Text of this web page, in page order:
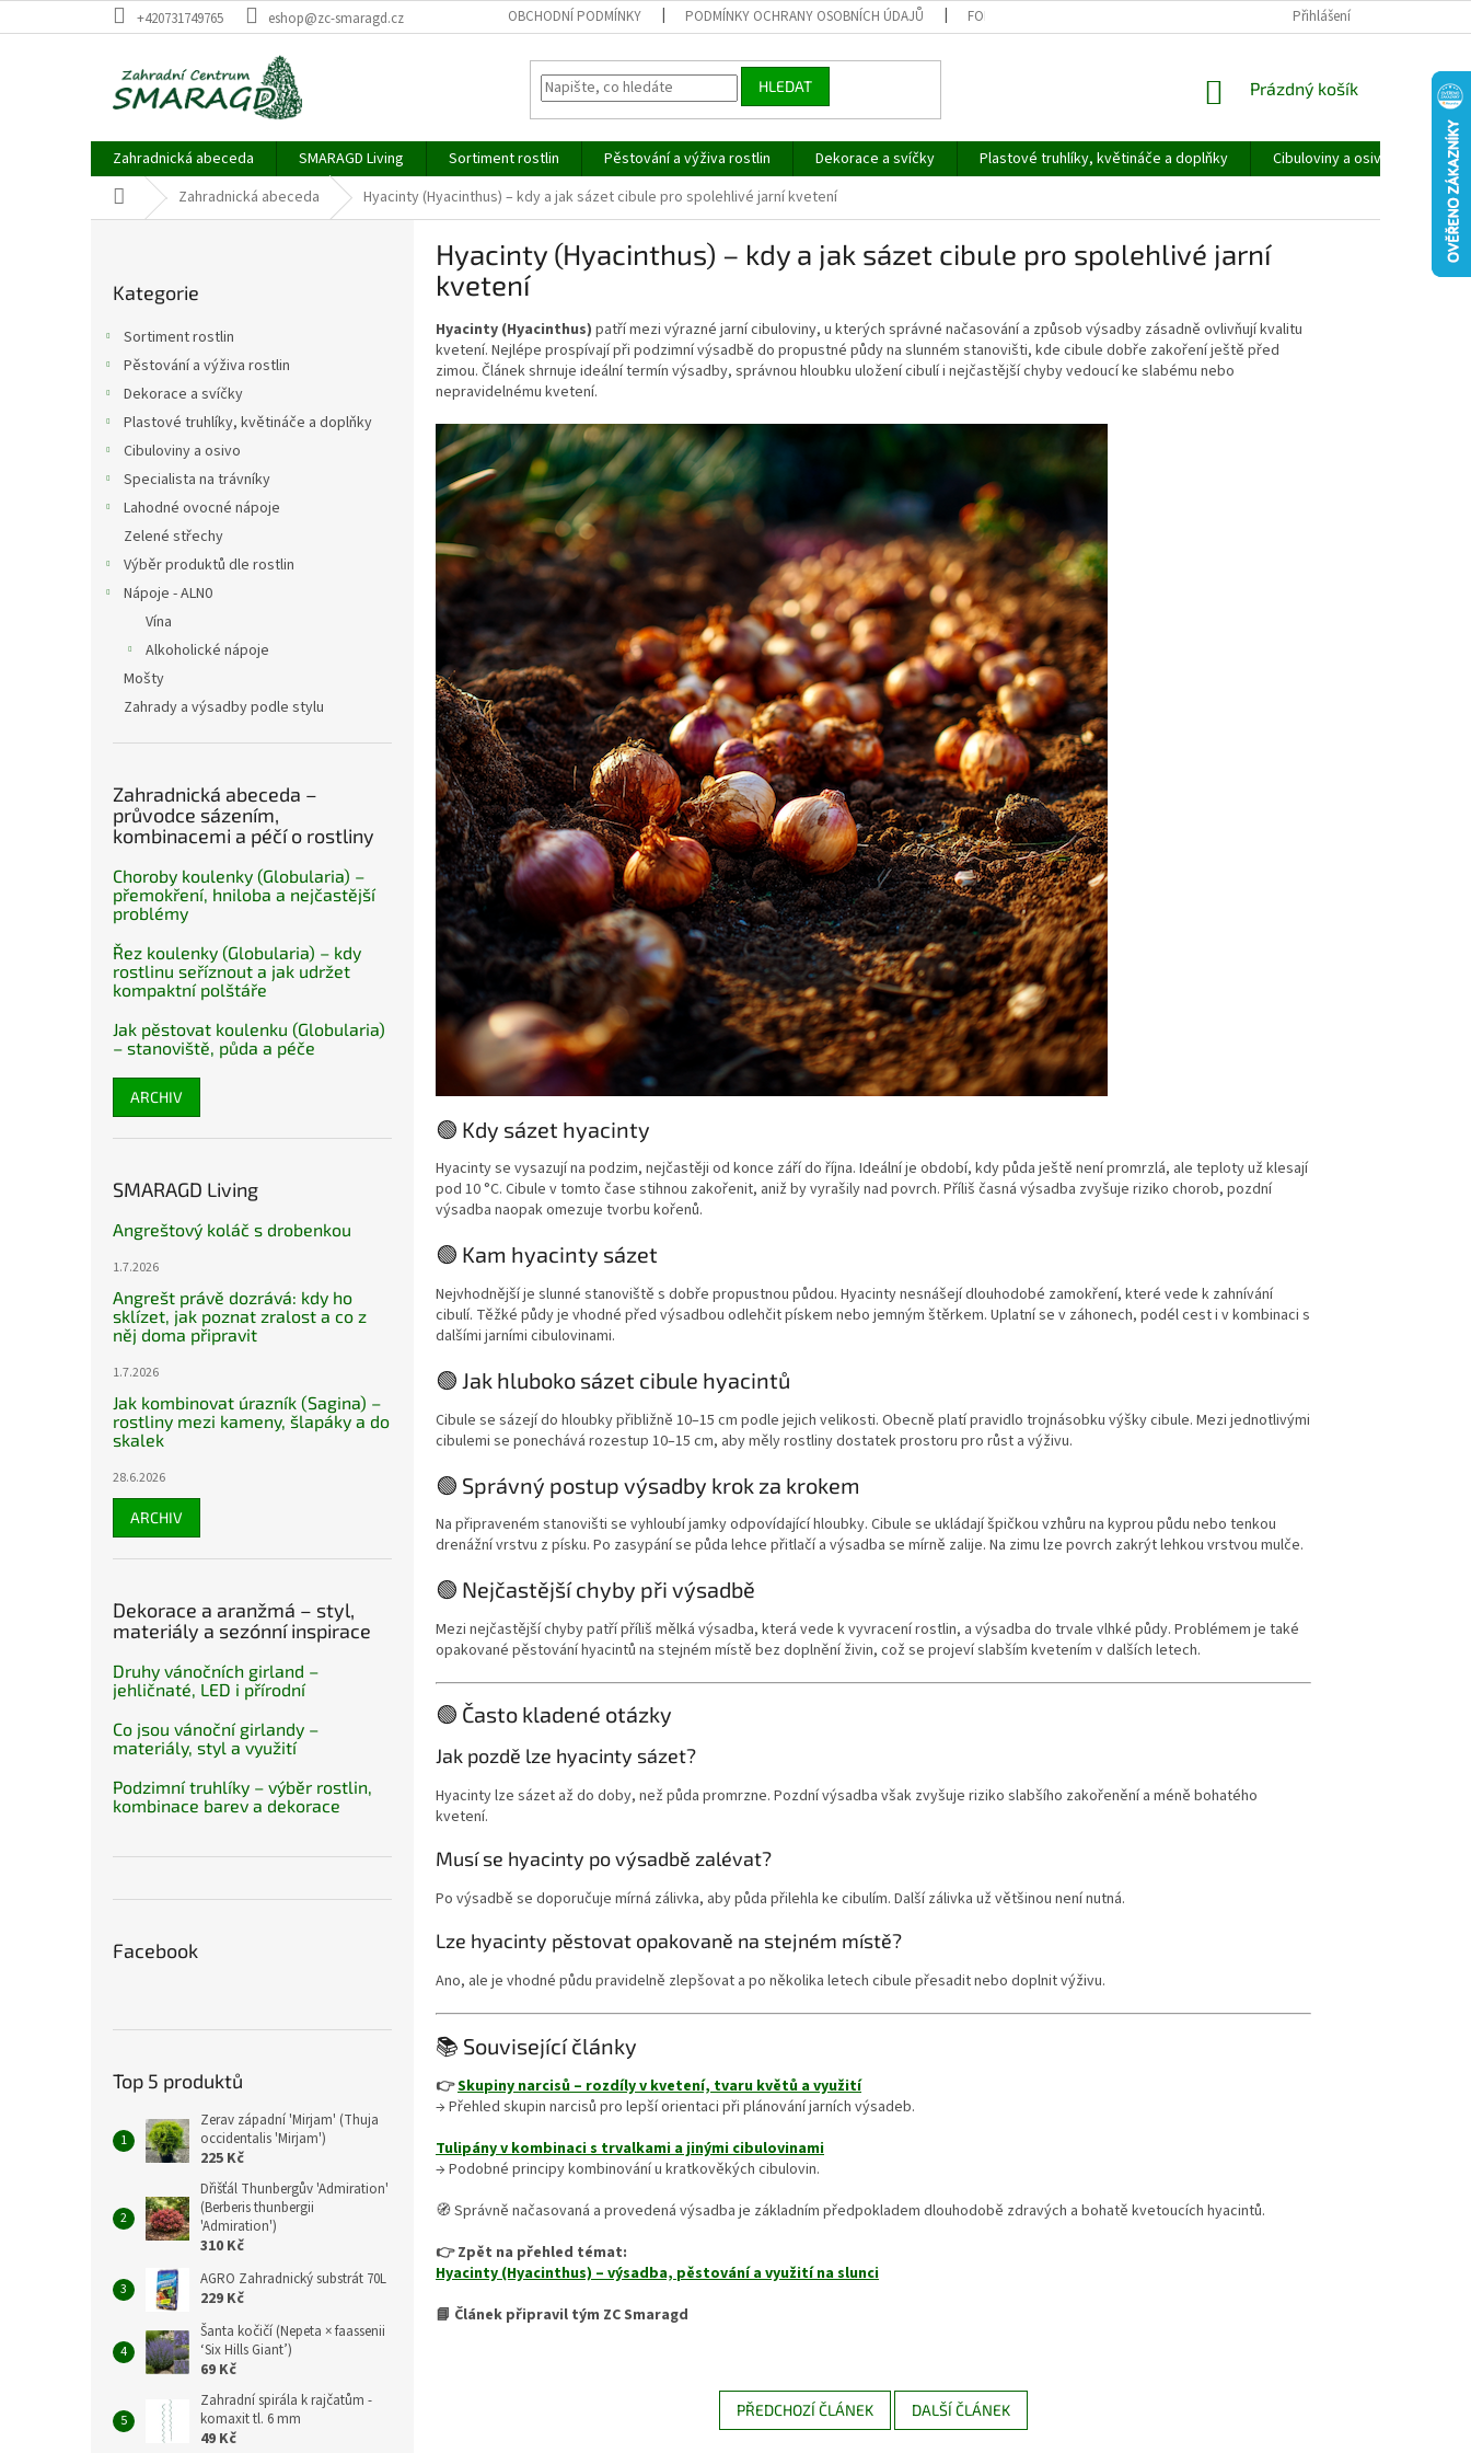
na
+420731749765 eshop@zc-smaragd.cz OBCHODNÍ PODMÍNKY PODMÍNKY OCHRANY OSOBNÍCH ÚDAJŮ FORMULÁŘ PRO UPLATNĚNÍ REKLAMACE REKLAMAČNÍ ŘÁD
Přihlášení
HLEDAT
NÁKUPNÍ
Prázdný košík
Zahradnická abeceda SMARAGD Living Sortiment rostlin Pěstování a výživa rostlin Dekorace a svíčky Plastové truhlíky, květináče a doplňky Cibuloviny a osivo
Domů Zahradnická abeceda Hyacinty (Hyacinthus) – kdy a jak sázet cibule pro spolehlivé jarní kvetení
kategorie
Kategorie
Sortiment rostlin
Pěstování a výživa rostlin
Dekorace a svíčky
Plastové truhlíky, květináče a doplňky
Cibuloviny a osivo
Specialista na trávníky
Lahodné ovocné nápoje
Zelené střechy
Výběr produktů dle rostlin
Nápoje - ALN0
Vína
Alkoholické nápoje
Mošty
Zahrady a výsadby podle stylu
Zahradnická abeceda –
průvodce sázením,
kombinacemi a péčí o rostliny
Choroby koulenky (Globularia) –
přemokření, hniloba a nejčastější
problémy
Řez koulenky (Globularia) – kdy
rostlinu seříznout a jak udržet
kompaktní polštáře
Jak pěstovat koulenku (Globularia)
– stanoviště, půda a péče
ARCHIV
SMARAGD Living
Angreštový koláč s drobenkou
1.7.2026
Angrešt právě dozrává: kdy ho
sklízet, jak poznat zralost a co z
něj doma připravit
1.7.2026
Jak kombinovat úrazník (Sagina) –
rostliny mezi kameny, šlapáky a do
skalek
28.6.2026
ARCHIV
Dekorace a aranžmá – styl,
materiály a sezónní inspirace
Druhy vánočních girland –
jehličnaté, LED i přírodní
Co jsou vánoční girlandy –
materiály, styl a využití
Podzimní truhlíky – výběr rostlin,
kombinace barev a dekorace
Facebook
Top 5 produktů
Zerav západní 'Mirjam' (Thuja
occidentalis 'Mirjam')
225 Kč
Dřišťál Thunbergův 'Admiration'
(Berberis thunbergii
'Admiration')
310 Kč
AGRO Zahradnický substrát 70L
229 Kč
Šanta kočičí (Nepeta × faassenii
‘Six Hills Giant’)
69 Kč
Zahradní spirála k rajčatům -
komaxit tl. 6 mm
49 Kč
Hyacinty (Hyacinthus) – kdy a jak sázet cibule pro spolehlivé jarní
kvetení
Hyacinty (Hyacinthus) patří mezi výrazné jarní cibuloviny, u kterých správné načasování a způsob výsadby zásadně ovlivňují kvalitu
kvetení. Nejlépe prospívají při podzimní výsadbě do propustné půdy na slunném stanovišti, kde cibule dobře zakoření ještě před
zimou. Článek shrnuje ideální termín výsadby, správnou hloubku uložení cibulí i nejčastější chyby vedoucí ke slabému nebo
nepravidelnému kvetení.
🟢 Kdy sázet hyacinty
Hyacinty se vysazují na podzim, nejčastěji od konce září do října. Ideální je období, kdy půda ještě není promrzlá, ale teploty už klesají
pod 10 °C. Cibule v tomto čase stihnou zakořenit, aniž by vyrašily nad povrch. Příliš časná výsadba zvyšuje riziko chorob, pozdní
výsadba naopak omezuje tvorbu kořenů.
🟢 Kam hyacinty sázet
Nejvhodnější je slunné stanoviště s dobře propustnou půdou. Hyacinty nesnášejí dlouhodobé zamokření, které vede k zahnívání
cibulí. Těžké půdy je vhodné před výsadbou odlehčit pískem nebo jemným štěrkem. Uplatní se v záhonech, podél cest i v kombinaci s
dalšími jarními cibulovinami.
🟢 Jak hluboko sázet cibule hyacintů
Cibule se sázejí do hloubky přibližně 10–15 cm podle jejich velikosti. Obecně platí pravidlo trojnásobku výšky cibule. Mezi jednotlivými
cibulemi se ponechává rozestup 10–15 cm, aby měly rostliny dostatek prostoru pro růst a výživu.
🟢 Správný postup výsadby krok za krokem
Na připraveném stanovišti se vyhloubí jamky odpovídající hloubky. Cibule se ukládají špičkou vzhůru na kyprou půdu nebo tenkou
drenážní vrstvu z písku. Po zasypání se půda lehce přitlačí a výsadba se mírně zalije. Na zimu lze povrch zakrýt lehkou vrstvou mulče.
🟢 Nejčastější chyby při výsadbě
Mezi nejčastější chyby patří příliš mělká výsadba, která vede k vyvracení rostlin, a výsadba do trvale vlhké půdy. Problémem je také
opakované pěstování hyacintů na stejném místě bez doplnění živin, což se projeví slabším kvetením v dalších letech.
🟢 Často kladené otázky
Jak pozdě lze hyacinty sázet?
Hyacinty lze sázet až do doby, než půda promrzne. Pozdní výsadba však zvyšuje riziko slabšího zakořenění a méně bohatého
kvetení.
Musí se hyacinty po výsadbě zalévat?
Po výsadbě se doporučuje mírná zálivka, aby půda přilehla ke cibulím. Další zálivka už většinou není nutná.
Lze hyacinty pěstovat opakovaně na stejném místě?
Ano, ale je vhodné půdu pravidelně zlepšovat a po několika letech cibule přesadit nebo doplnit výživu.
📚 Související články
👉Skupiny narcisů – rozdíly v kvetení, tvaru květů a využití
→ Přehled skupin narcisů pro lepší orientaci při plánování jarních výsadeb.
Tulipány v kombinaci s trvalkami a jinými cibulovinami
→ Podobné principy kombinování u kratkověkých cibulovin.
🧭 Správně načasovaná a provedená výsadba je základním předpokladem dlouhodobě zdravých a bohatě kvetoucích hyacintů.
👉 Zpět na přehled témat:
Hyacinty (Hyacinthus) – výsadba, pěstování a využití na slunci
📘 Článek připravil tým ZC Smaragd
PŘEDCHOZÍ ČLÁNEK DALŠÍ ČLÁNEK